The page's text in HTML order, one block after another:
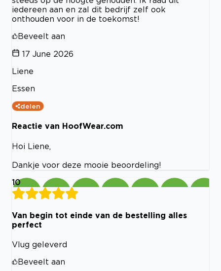
iedereen aan en zal dit bedrijf zelf ook
onthouden voor in de toekomst!
Beveelt aan
17 June 2026
Liene
Essen
delen
Reactie van HoofWear.com
Hoi Liene,
Dankje voor deze mooie beoordeling!
10
Van begin tot einde van de bestelling alles
perfect
Vlug geleverd
Beveelt aan